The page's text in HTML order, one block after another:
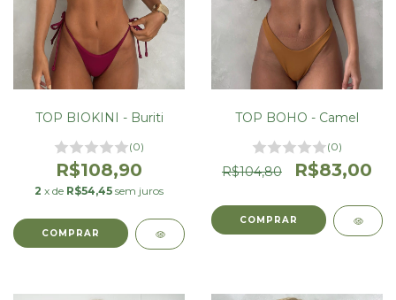
TOP BIOKINI - Buriti
(0)
R$108,90
2 x de R$54,45 sem juros
COMPRAR
TOP BOHO - Camel
(0)
R$104,80 R$83,00
COMPRAR